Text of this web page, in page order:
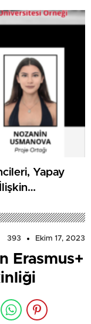
Yapay
393 Ekim 17, 2023
Erasmus+